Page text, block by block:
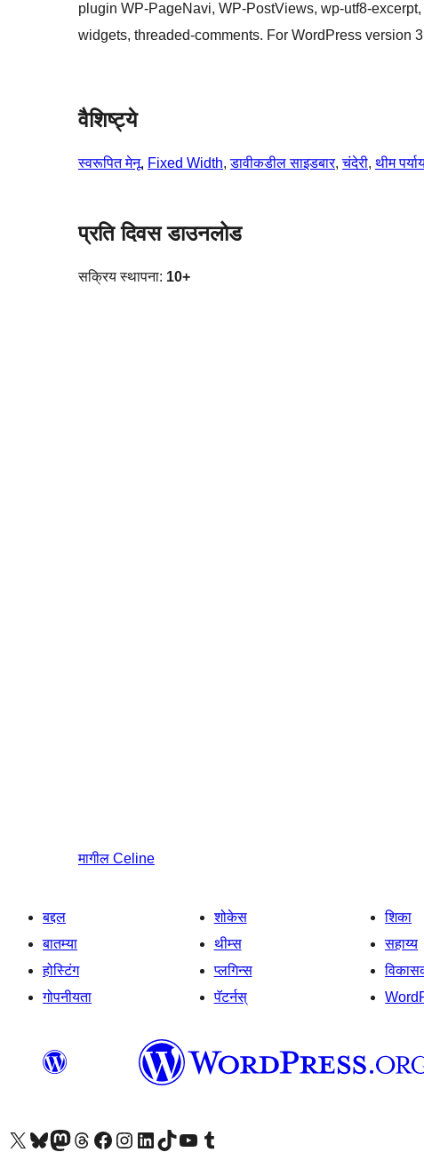
plugin WP-PageNavi, WP-PostViews, wp-utf8-
widgets, threaded-comments. For WordPress version
वैशिष्ट्ये
स्वरूपित मेनू, Fixed Width, डावीकडील साइडबार, चंदेरी, थीम
प्रति दिवस डाउनलोड
सक्रिय स्थापना: 10+
मागील Celine
बद्दल
बातम्या
होस्टिंग
गोपनीयता
शोकेस
थीम्स
प्लगिन्स
पॅटर्नस्
शिका
सहाय्य
आमच्या X (एक्स) (पूर्वीचे ट्विटर) खात्याला भेट द्या आमच्या ब्लूस्की खात्याला भेट द्या.आमच्या Mastodon खात्याला भेट द्या.आमच्या थ्रेड्स खात्याला भेट द्या. आमच्या फेसबुक पेजला भेट द्या आमच्या इंस्टाग्राम खात्याला भेट द्या आमच्या लिंक्डइन खात्याला भेट द्या आमच्या टिकटॉक अकाउंटला भेट द्या.आमच्या यूट्यूब चॅनेलला भेट द्या आमच्या टंबलर खात्याला भेट द्या.